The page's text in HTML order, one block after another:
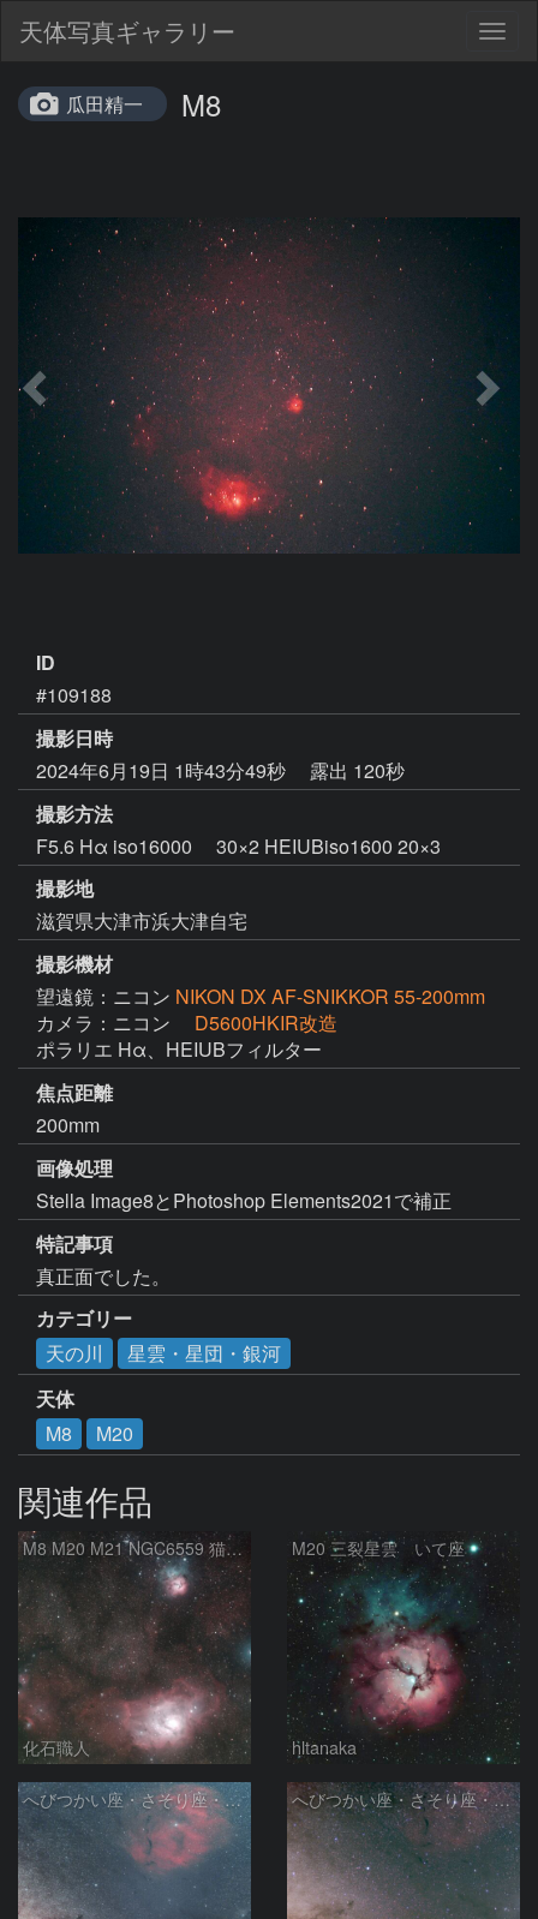
天体写真ギャラリー
瓜田精一 M8
ID
#109188
撮影日時
2024年6月19日 1時43分49秒
露出 120秒
撮影方法
F5.6 Hα iso16000 30×2 HEIUBiso1600 20×3
撮影地
滋賀県大津市浜大津自宅
撮影機材
望遠鏡：ニコン NIKON DX AF-SNIKKOR 55-200mm
カメラ：ニコン
D5600HKIR改造
ポラリエ Hα、HEIUBフィルター
焦点距離
200mm
画像処理
Stella Image8とPhotoshop Elements2021で補正
特記事項
真正面でした。
カテゴリー
天の川
星雲・星団・銀河
天体
M8
M20
関連作品
M8 M20 M21 NGC6559 猫の手星雲 いて座
化石職人
M20 三裂星雲 いて座
hltanaka
へびつかい座・さそり座・いて座と天の川 へびつかい座・さそり座・いて座と天の川